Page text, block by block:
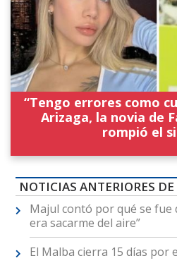
“Tengo errores como
Arizaga, la novia de
rompió el
NOTICIAS ANTERIORES
Majul contó por qué se fue
era sacarme del aire”
El Malba cierra 15 días por